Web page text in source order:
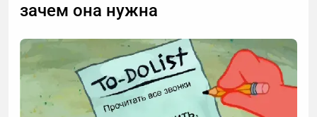
зачем она нужна